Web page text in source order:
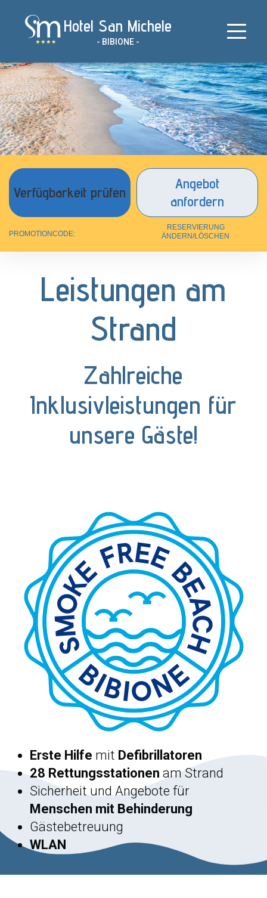
Inhalt
springen
Hotel San Michele
- BIBIONE -
Angebot
anfordern
PROMOTIONCODE:
RESERVIERUNG
ÄNDERN/LÖSCHEN
Leistungen am
Strand
Zahlreiche
Inklusivleistungen für
unsere Gäste!
Erste Hilfe mit Defibrillatoren
28 Rettungsstationen am Strand
Sicherheit und Angebote für
Menschen mit Behinderung
Gästebetreuung
WLAN